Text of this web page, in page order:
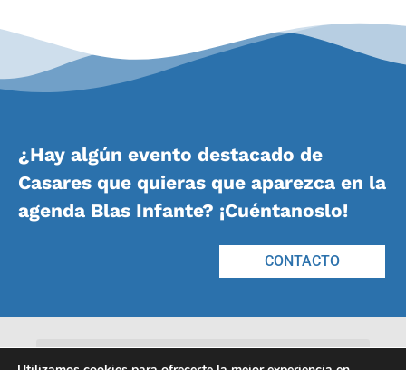
¿Hay algún evento destacado de
Casares que quieras que aparezca en la
agenda Blas Infante? ¡Cuéntanoslo!
CONTACTO